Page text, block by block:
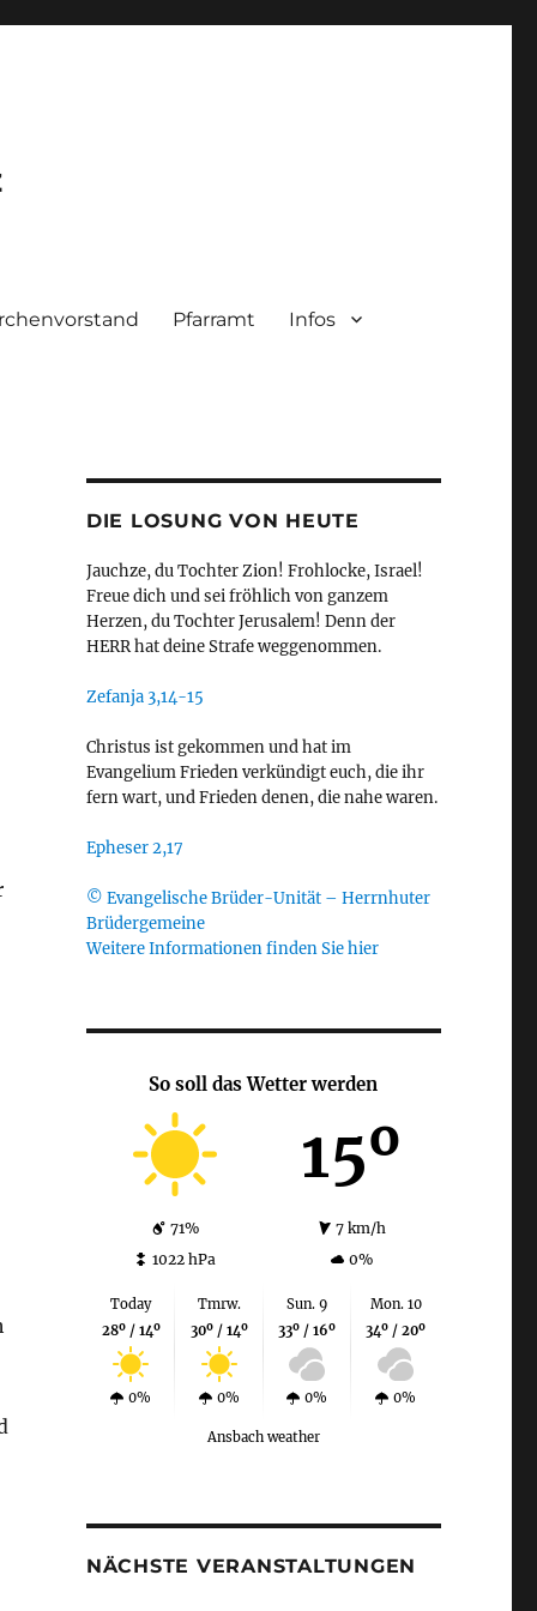
Pfarramt Infos
DIE LOSUNG VON HEUTE
Jauchze, du Tochter Zion! Frohlocke, Israel!
Freue dich und sei fröhlich von ganzem
Herzen, du Tochter Jerusalem! Denn der
HERR hat deine Strafe weggenommen.
Zefanja 3,14-15
Christus ist gekommen und hat im
Evangelium Frieden verkündigt euch, die ihr
fern wart, und Frieden denen, die nahe waren.
Epheser 2,17
© Evangelische Brüder-Unität – Herrnhuter
Brüdergemeine
Weitere Informationen finden Sie hier
So soll das Wetter werden
15º
71%
7 km/h
1022 hPa
0%
Today
28º / 14º
0%
Tmrw.
30º / 14º
0%
Sun. 9
33º / 16º
0%
Mon. 10
34º / 20º
0%
Ansbach weather
NÄCHSTE VERANSTALTUNGEN